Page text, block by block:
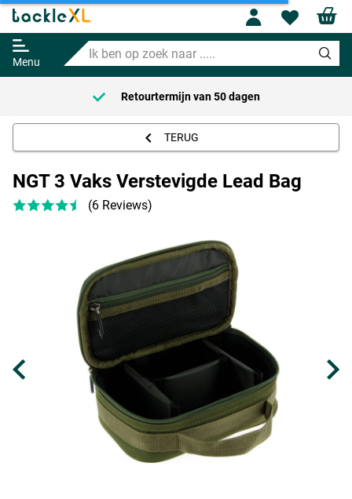
Menu
Ik
ben
op
zoek
naar
Profile
NGT 3 Vaks Verstevigde Lead
Bag
Adviesprijs
15.95
9.95
Retourtermijn van 50 dagen
TERUG
NGT 3 Vaks Verstevigde Lead Bag
(6 Reviews)